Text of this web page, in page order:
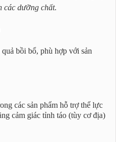
các dưỡng chất.
bồi bổ, phù hợp với sản
các sản phẩm hỗ trợ thể lực
cảm giác tỉnh táo (tùy cơ địa)